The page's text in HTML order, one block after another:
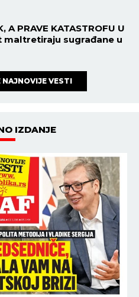
A PRAVE KATASTROFU U
maltretiraju sugrađane u
NAJNOVIJE VESTI
IZDANJE